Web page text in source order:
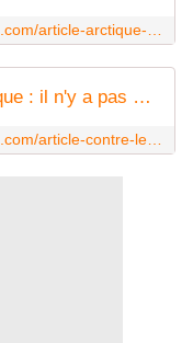
Contre le réchauffement climatique : il n'y a pas que le CO2, qu'il faut réduire. - djexreveur Daniel JAGLINE